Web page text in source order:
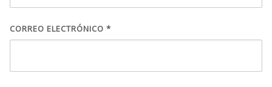
CORREO ELECTRÓNICO *